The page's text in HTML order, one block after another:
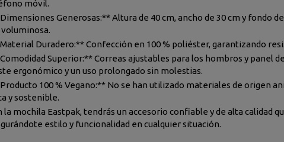
móvil.
Generosas:** Altura de 40 cm, ancho de 30 cm y fondo
Duradero:** Confección en 100 % poliéster, garantizando
Superior:** Correas ajustables para los hombros y panel
ergonómico y un uso prolongado sin molestias.
100 % Vegano:** No se han utilizado materiales de origen
y sostenible.
la mochila Eastpak, tendrás un accesorio confiable y de alta calidad
estilo y funcionalidad en cualquier situación.